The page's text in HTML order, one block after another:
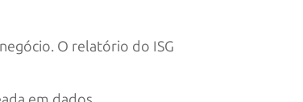
O relatório do ISG